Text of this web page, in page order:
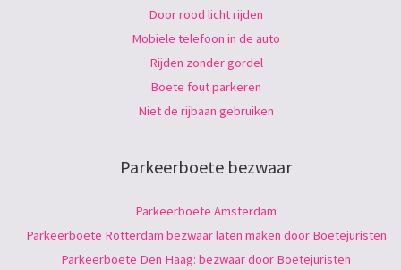
Door rood licht rijden
Mobiele telefoon in de auto
Rijden zonder gordel
Boete fout parkeren
Niet de rijbaan gebruiken
Parkeerboete bezwaar
Parkeerboete Amsterdam
Parkeerboete Rotterdam bezwaar laten maken door Boetejuristen
Parkeerboete Den Haag: bezwaar door Boetejuristen